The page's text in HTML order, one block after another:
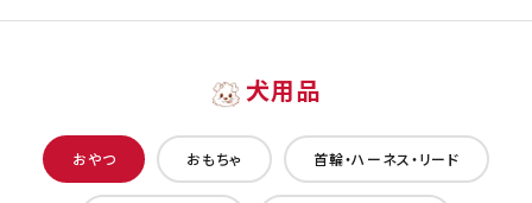
犬用品
おやつ おもちゃ 首輪・ハーネス・リード